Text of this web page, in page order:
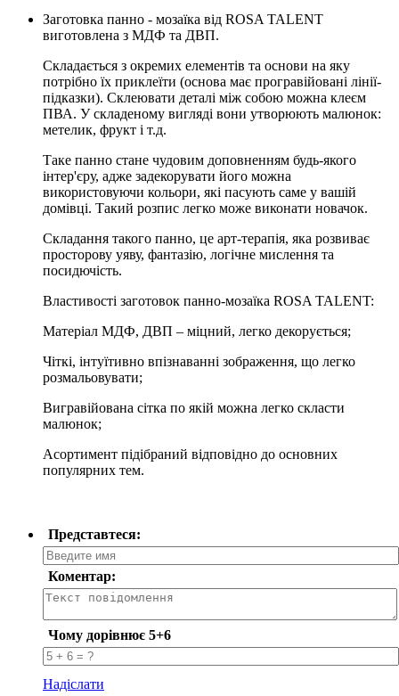
Заготовка панно - мозаїка від ROSA TALENT
виготовлена з МДФ та ДВП.
Складається з окремих елементів та основи на яку
потрібно їх приклеїти (основа має програвійовані лінії-
підказки). Склеювати деталі між собою можна клеєм
ПВА. У складеному вигляді вони утворюють малюнок:
метелик, фрукт і т.д.
Таке панно стане чудовим доповненням будь-якого
інтер'єру, адже задекорувати його можна
використовуючи кольори, які пасують саме у вашій
домівці. Такий розпис легко може виконати новачок.
Складання такого панно, це арт-терапія, яка розвиває
просторову уяву, фантазію, логічне мислення та
посидючість.
Властивості заготовок панно-мозаїка ROSA TALENT:
Матеріал МДФ, ДВП – міцний, легко декорується;
Чіткі, інтуїтивно впізнаванні зображення, що легко
розмальовувати;
Вигравійована сітка по якій можна легко скласти
малюнок;
Асортимент підібраний відповідно до основних
популярних тем.
Представтеся:
Коментар:
Чому дорівнює 5+6
Надіслати